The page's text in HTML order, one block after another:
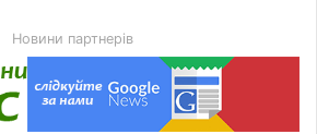
Новини партнерів